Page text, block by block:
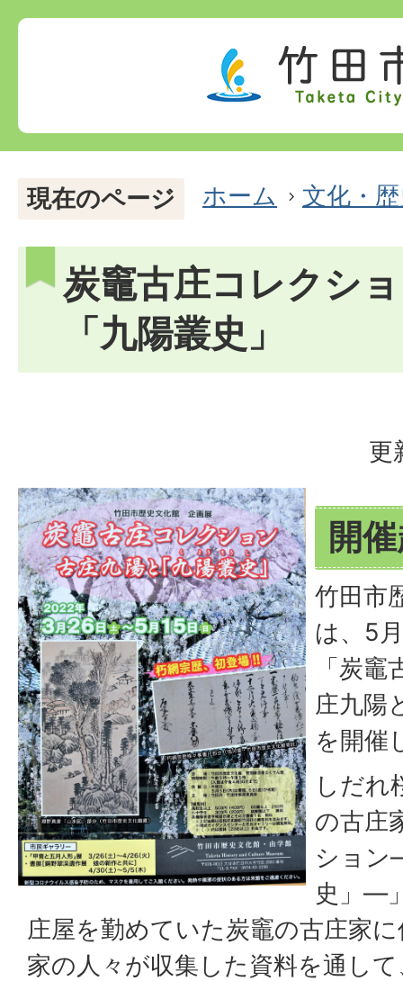
現在のページ ホーム 文化・
炭竈古庄コレクシ
「九陽叢史」
更
開
竹田市
は、5
「炭
庄九陽
を開催
しだれ
の古庄
ション
史」―
庄屋を勤めていた炭竈の古庄家
家の人々が収集した資料を通し